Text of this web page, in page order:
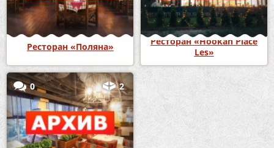
Ресторан «Поляна»
Ресторан «Hookah Place
Les»
0 2